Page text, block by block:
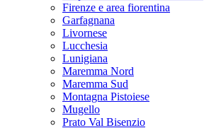
Firenze e area fiorentina
Garfagnana
Livornese
Lucchesia
Lunigiana
Maremma Nord
Maremma Sud
Montagna Pistoiese
Mugello
Prato Val Bisenzio